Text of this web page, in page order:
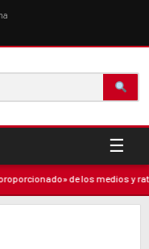
☰
de los medios y ratificó